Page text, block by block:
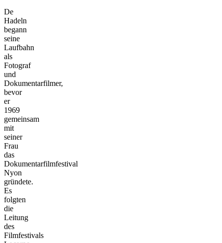
De
Hadeln
begann
seine
Laufbahn
als
Fotograf
und
Dokumentarfilmer,
bevor
er
1969
gemeinsam
mit
seiner
Frau
das
Dokumentarfilmfestival
Nyon
gründete.
Es
folgten
die
Leitung
des
Filmfestivals